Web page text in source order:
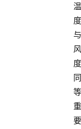
温
度
与
风
度
同
等
重
要